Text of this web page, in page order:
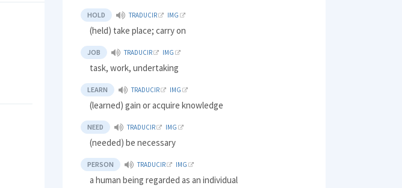
HOLD TRADUCIR IMG
(held) take place; carry on
JOB TRADUCIR IMG
task, work, undertaking
LEARN TRADUCIR IMG
(learned) gain or acquire knowledge
NEED TRADUCIR IMG
(needed) be necessary
PERSON TRADUCIR IMG
a human being regarded as an individual